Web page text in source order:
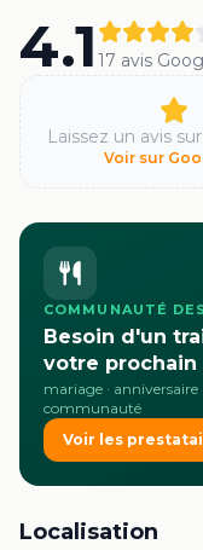
4.1 17 avis
Laissez un avis sur
Voir sur
COMMUNAUTÉ
Besoin d'un
votre prochain
mariage · anniversaire
communauté
Voir les
Localisation